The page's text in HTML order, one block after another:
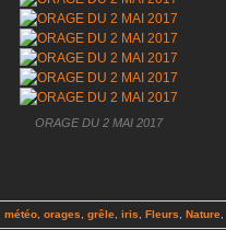
ORAGE DU 2 MAI 2017
météo orages grêle iris Fleurs Nature